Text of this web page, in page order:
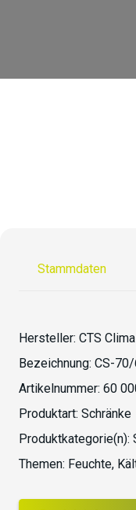
Stammdaten
Hersteller: CTS
Bezeichnung: CS-
Artikelnummer: 60
Produktart: Schränke
Produktkategorie(n):
Themen: Feuchte,